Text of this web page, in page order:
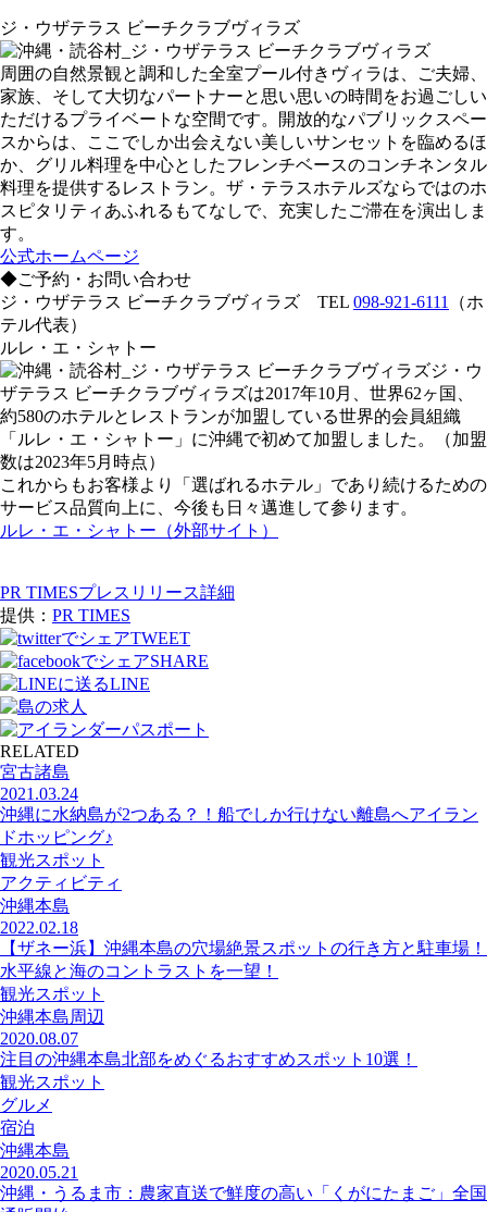
ジ・ウザテラス ビーチクラブヴィラズ
周囲の自然景観と調和した全室プール付きヴィラは、ご夫婦、
家族、そして大切なパートナーと思い思いの時間をお過ごしい
ただけるプライベートな空間です。開放的なパブリックスペー
スからは、ここでしか出会えない美しいサンセットを臨めるほ
か、グリル料理を中心としたフレンチベースのコンチネンタル
料理を提供するレストラン。ザ・テラスホテルズならではのホ
スピタリティあふれるもてなしで、充実したご滞在を演出しま
す。
公式ホームページ
◆ご予約・お問い合わせ
ジ・ウザテラス ビーチクラブヴィラズ TEL 098-921-6111
（ホ
テル代表）
ルレ・エ・シャトー
ジ・ウ
ザテラス ビーチクラブヴィラズは2017年10月、世界62ヶ国、
約580のホテルとレストランが加盟している世界的会員組織
「ルレ・エ・シャトー」に沖縄で初めて加盟しました。（加盟
数は2023年5月時点）
これからもお客様より「選ばれるホテル」であり続けるための
サービス品質向上に、今後も日々邁進して参ります。
ルレ・エ・シャトー（外部サイト）
PR TIMESプレスリリース詳細
提供： PR TIMES
TWEET
SHARE
LINE
RELATED
宮古諸島
2021.03.24
沖縄に水納島が2つある？！船でしか行けない離島へアイラン
ドホッピング♪
観光スポット
アクティビティ
沖縄本島
2022.02.18
【ザネー浜】沖縄本島の穴場絶景スポットの行き方と駐車場！
水平線と海のコントラストを一望！
観光スポット
沖縄本島周辺
2020.08.07
注目の沖縄本島北部をめぐるおすすめスポット10選！
観光スポット
グルメ
宿泊
沖縄本島
2020.05.21
沖縄・うるま市：農家直送で鮮度の高い「くがにたまご」全国